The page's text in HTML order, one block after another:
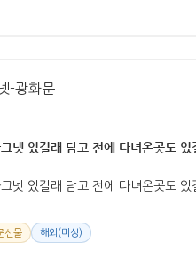
-광화문
넷 있길래 담고 전에 다녀온곳도
넷 있길래 담고 전에 다녀온곳도
선물 해외(미상)